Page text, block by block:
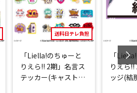
送料日テレ負担
「Liella!のちゅーと
りえら!! 2期」名言ス
テッカー(キャストve
「
りえら
ッジ(結